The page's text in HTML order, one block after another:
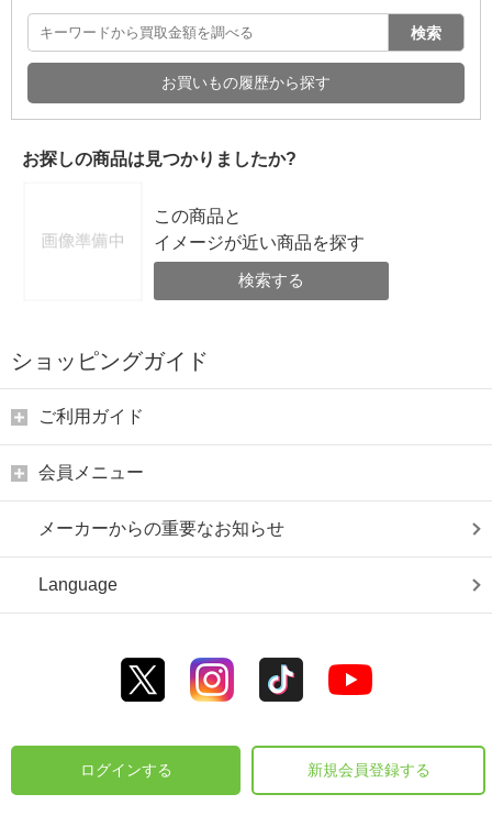
検索
お買いもの履歴から探す
お探しの商品は見つかりましたか?
この商品と
イメージが近い商品を探す
検索する
ショッピングガイド
ご利用ガイド
会員メニュー
メーカーからの重要なお知らせ
Language
ログインする 新規会員登録する